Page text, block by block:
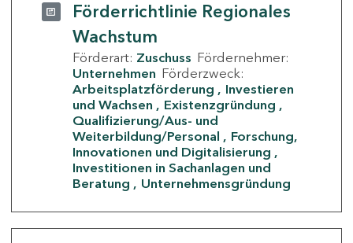
Förderrichtlinie Regionales
Wachstum
Förderart: Zuschuss Fördernehmer:
Unternehmen Förderzweck:
Arbeitsplatzförderung
Investieren
und Wachsen
Existenzgründung
Qualifizierung/Aus- und
Weiterbildung/Personal
Forschung,
Innovationen und Digitalisierung
Investitionen in Sachanlagen und
Beratung
Unternehmensgründung